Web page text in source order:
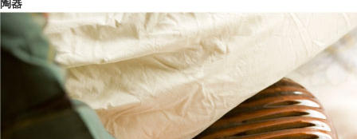
陶器